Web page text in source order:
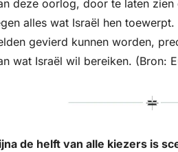
deze oorlog, door te laten
alles wat Israël hen
gevierd kunnen worden,
wat Israël wil bereiken. (Bron:
de helft van alle kiezers is